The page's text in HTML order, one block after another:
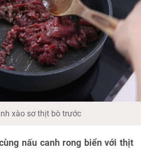
xào sơ thịt bò trước
nấu canh rong biển với thịt